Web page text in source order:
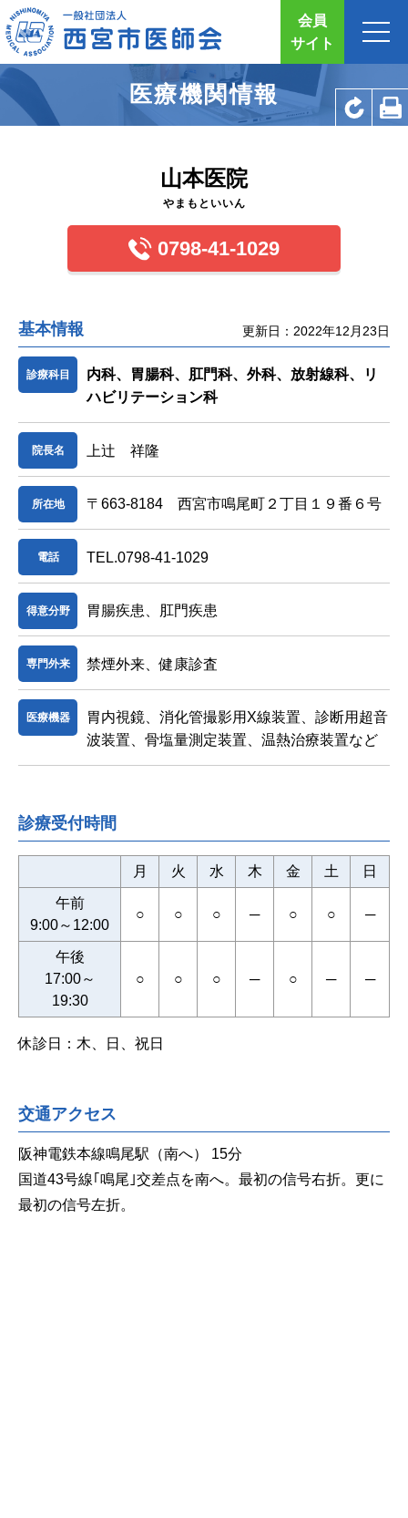
会員
サイト
医療機関情報
山本医院
やまもといいん
0798-41-1029
基本情報 更新日：2022年12月23日
診療科目
内科、胃腸科、肛門科、外科、放射線科、リ
ハビリテーション科
院長名 上辻 祥隆
所在地 〒663-8184 西宮市鳴尾町２丁目１９番６号
電話 TEL.0798-41-1029
得意分野 胃腸疾患、肛門疾患
専門外来 禁煙外来、健康診査
医療機器
胃内視鏡、消化管撮影用X線装置、診断用超音
波装置、骨塩量測定装置、温熱治療装置など
診療受付時間
月 火 水 木 金 土 日
午前
9:00～12:00
○ ○ ○ ─ ○ ○ ─
午後
17:00～
19:30
○ ○ ○ ─ ○ ─ ─
休診日：木、日、祝日
交通アクセス
阪神電鉄本線鳴尾駅（南へ） 15分
国道43号線｢鳴尾｣交差点を南へ。最初の信号右折。更に
最初の信号左折。